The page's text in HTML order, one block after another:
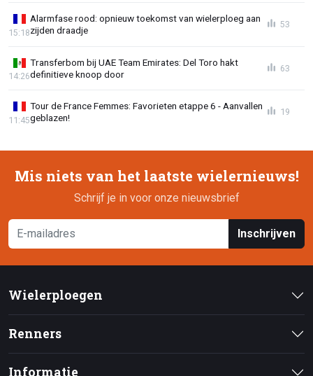
Alarmfase rood: opnieuw toekomst van wielerploeg aan
zijden draadje
15:18
53
Transferbom bij UAE Team Emirates: Del Toro hakt
definitieve knoop door
14:26
63
Tour de France Femmes: Favorieten etappe 6 - Aanvallen
geblazen!
11:45
19
Mis niets van het laatste wielernieuws!
Schrijf je in voor onze nieuwsbrief
Inschrijven
Wielerploegen
Renners
Informatie